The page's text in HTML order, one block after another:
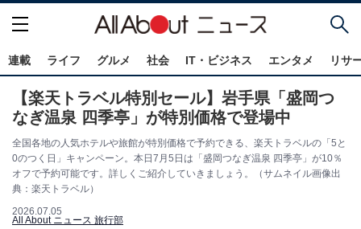
連載 ライフ グルメ 社会 IT・ビジネス エンタメ リサ
【楽天トラベル特別セール】岩手県「盛岡つ
なぎ温泉 四季亭」が特別価格で登場中
全国各地の人気ホテルや旅館が特別価格で予約できる、楽天トラベルの「5と
0のつく日」キャンペーン。本日7月5日は「盛岡つなぎ温泉 四季亭」が10％
オフで予約可能です。詳しくご紹介していきましょう。（サムネイル画像出
典：楽天トラベル）
2026.07.05
All About ニュース 旅行部